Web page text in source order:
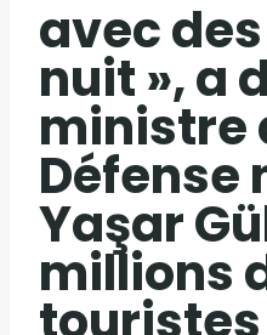
avec
nuit », a
ministre
Défense
Yaşar
millions